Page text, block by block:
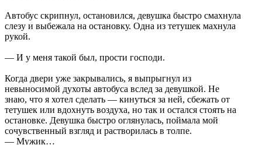
Автобус скрипнул, остановился, девушка быстро смахнула
слезу и выбежала на остановку. Одна из тетушек махнула
рукой.
— И у меня такой был, прости господи.
Когда двери уже закрывались, я выпрыгнул из
невыносимой духоты автобуса вслед за девушкой. Не
знаю, что я хотел сделать — кинуться за ней, сбежать от
тетушек или вдохнуть воздуха, но так и остался стоять на
остановке. Девушка быстро оглянулась, поймала мой
сочувственный взгляд и растворилась в толпе.
— Мужик…